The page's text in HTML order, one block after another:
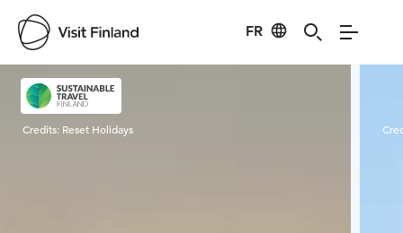
FR
Visit Finland
Credits: Reset Holidays